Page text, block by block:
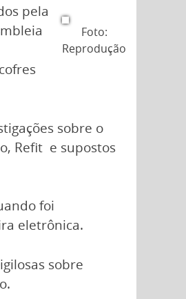
Foto:
Reprodução
pela
sobre o
Refit e supostos
foi
eletrônica.
sobre